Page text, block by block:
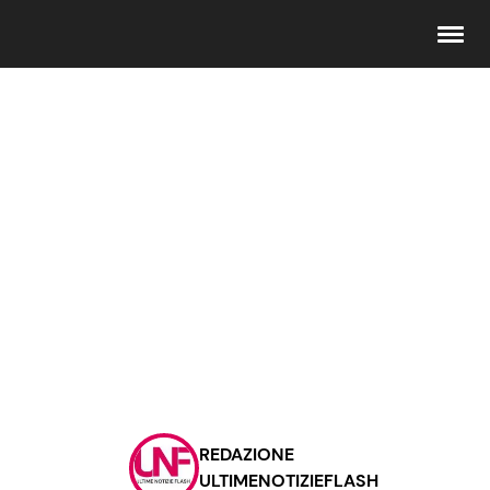
Contattaci
Pubblicità
REDAZIONE
ULTIMENOTIZIEFLASH